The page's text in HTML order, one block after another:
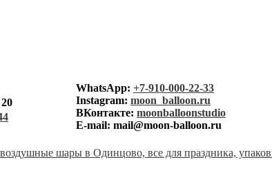
лунный
заказ
WhatsApp: +7-910-000-22-33
Instagram: moon_balloon.ru
ВКонтакте: moonballoonstudio
E-mail: mail@moon-balloon.ru